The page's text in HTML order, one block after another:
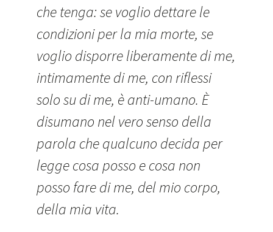
che tenga: se voglio dettare le
condizioni per la mia morte, se
voglio disporre liberamente di me,
intimamente di me, con riflessi
solo su di me, è anti-umano. È
disumano nel vero senso della
parola che qualcuno decida per
legge cosa posso e cosa non
posso fare di me, del mio corpo,
della mia vita.